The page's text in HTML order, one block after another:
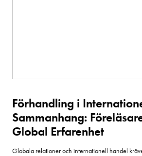
Förhandling i
Sammanhang:
Global Erfarenhet
Globala relationer och internationell handel